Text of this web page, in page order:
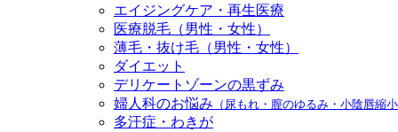
エイジングケア・再生医療
医療脱毛（男性・女性）
薄毛・抜け毛（男性・女性）
ダイエット
デリケートゾーンの黒ずみ
婦人科のお悩み （尿もれ・膣のゆるみ・小陰唇縮小
多汗症・わきが